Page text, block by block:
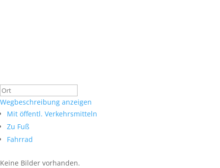
Wegbeschreibung anzeigen
Mit öffentl. Verkehrsmitteln
Zu Fuß
Fahrrad
Keine Bilder vorhanden.